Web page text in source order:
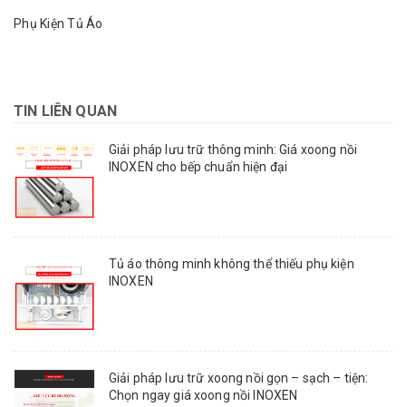
Phụ Kiện Tủ Áo
TIN LIÊN QUAN
Giải pháp lưu trữ thông minh: Giá xoong nồi
INOXEN cho bếp chuẩn hiện đại
Tủ áo thông minh không thể thiếu phụ kiện
INOXEN
Giải pháp lưu trữ xoong nồi gọn – sạch – tiện:
Chọn ngay giá xoong nồi INOXEN